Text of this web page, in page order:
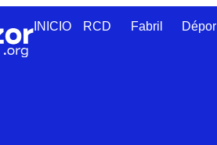
INICIO RCD Fabril